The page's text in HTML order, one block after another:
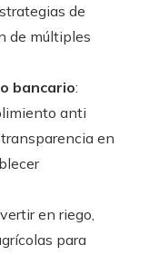
de
de múltiples
bancario:
anti
en
en riego,
para